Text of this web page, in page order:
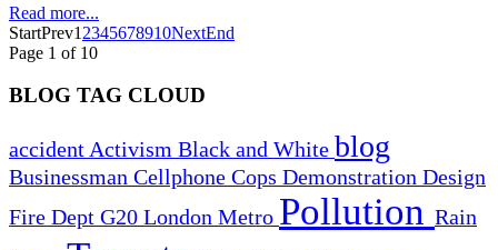
Read more...
StartPrev1 2345678910NextEnd
Page 1 of 10
BLOG TAG CLOUD
accident Activism Black and White blog
Businessman Cellphone Cops Demonstration Design
Fire Dept G20 London Metro Pollution Rain